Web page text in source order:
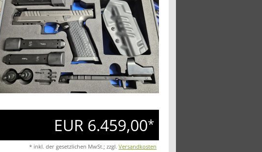
EUR 6.459,00*
* inkl. der gesetzlichen MwSt.; zzgl. Versandkosten